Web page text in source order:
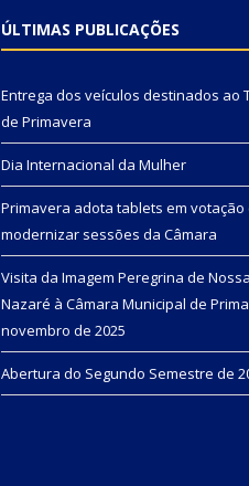
ÚLTIMAS PUBLICAÇÕES
Entrega dos veículos destinados ao
de Primavera
Dia Internacional da Mulher
Primavera adota tablets em
modernizar sessões da Câmara
Visita da Imagem Peregrina de
Nazaré à Câmara Municipal de
novembro de 2025
Abertura do Segundo Semestre de